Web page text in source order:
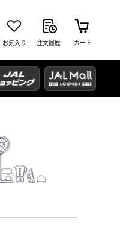
お気入り 注文履歴 カート